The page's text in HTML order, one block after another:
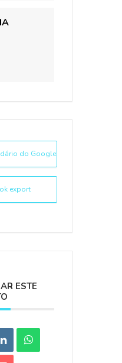
do Google
export
ESTE